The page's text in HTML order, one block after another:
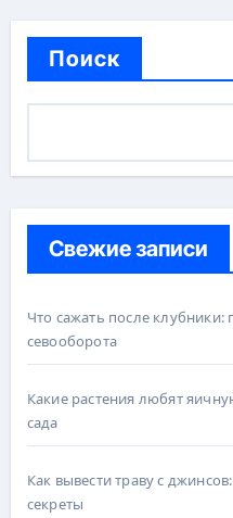
Поиск
Свежие записи
Что сажать после
севооборота
Какие растения любят
сада
Как вывести траву с
секреты